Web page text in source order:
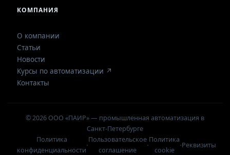
КОМПАНИЯ
О компании
Статьи
Новости
Курсы по автоматизации ↗
Контакты
© 2026 ООО «ПАИР» — промышленная автоматизация в
Санкт-Петербурге
Политика
конфиденциальности
·
Пользовательское
соглашение
·
Политика
cookie
·Реквизиты